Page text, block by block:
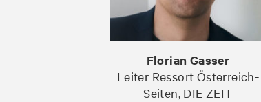
Florian Gasser
Leiter Ressort Österreich-
Seiten, DIE ZEIT